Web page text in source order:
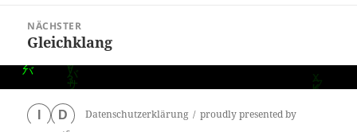
NÄCHSTER
Nächster
Beitrag:
Gleichklang
D Datenschutzerklärung
proudly presented by